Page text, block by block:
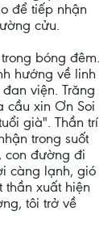
để tiếp nhận
cửu.
bóng đêm.
hướng về linh
viện. Trăng
cầu xin Ơn Soi
già". Thần trí
trong suốt
con đường đi
càng lạnh, gió
thần xuất hiện
tôi trở về